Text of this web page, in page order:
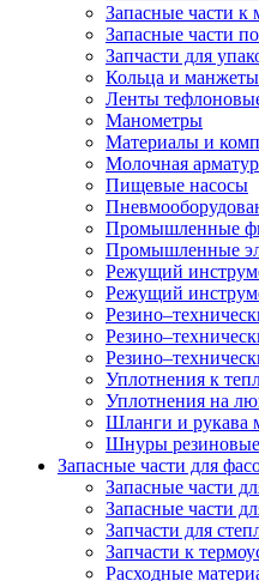
Запасные части
Запасные части
Запчасти для
Кольца и
Ленты
Манометры
Материалы и
Молочная
Пищевые насосы
Промышленные
Промышленные
Режущий
Режущий
Уплотнения к
Уплотнения на
Шланги и рукава
Шнуры
Запасные части для
Запасные части
Запасные части
Запчасти для
Запчасти к
Расходные